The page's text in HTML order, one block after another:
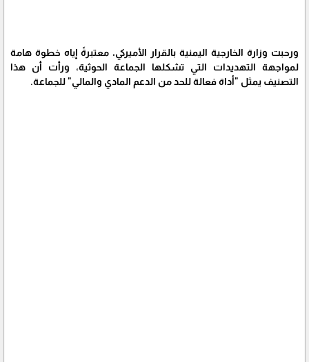
ورحبت وزارة الخارجية اليمنية بالقرار الأميركي، معتبرةً إياه خطوة هامة
لمواجهة التهديدات التي تشكلها الجماعة الحوثية، ورأت أن هذا
التصنيف يمثل "أداة فعالة للحد من الدعم المادي والمالي" للجماعة.